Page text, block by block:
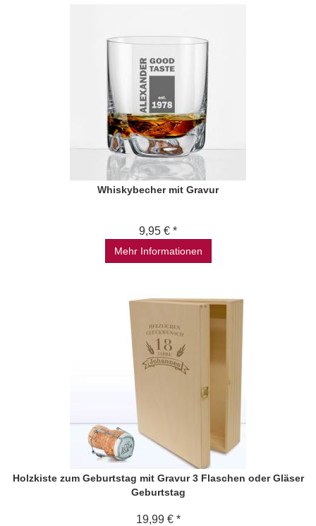
Whiskybecher mit Gravur
9,95 € *
Mehr Informationen
Holzkiste zum Geburtstag mit Gravur 3 Flaschen oder Gläser
Geburtstag
19,99 € *